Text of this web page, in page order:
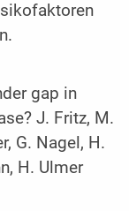
gap in
J. Fritz, M.
G. Nagel, H.
H. Ulmer